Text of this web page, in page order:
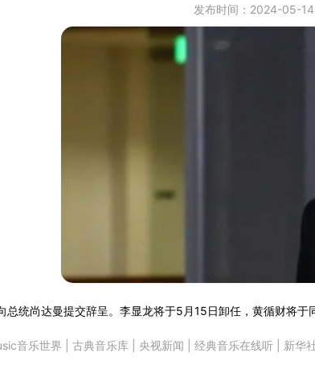
发布时间：2024-05-14
统尚达曼提交辞呈。李显龙将于5月15日卸任，黄循财将于
音乐世界 古典音乐库 央视新闻 经典音乐在线听 新华